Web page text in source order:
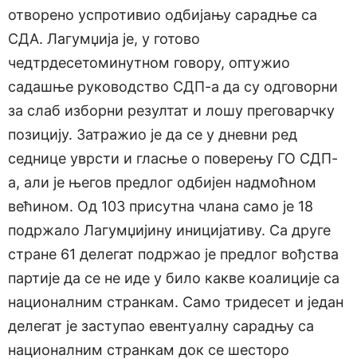
отворено успротивио одбијању сарадње са
СДА. Лагумџија је, у готово
чедтрдесетоминутном говору, оптужио
садашње руководство СДП-а да су одговорни
за слаб изборни резултат и лошу преговарчку
позицију. Затражио је да се у дневни ред
седнице уврсти и гласње о поверењу ГО СДП-
а, али је његов предлог одбијен надмоћном
већином. Од 103 присутна члана само је 18
подржало Лагумџијину иницијативу. Са друге
стране 61 делегат подржао је предлог вођства
партије да се не иде у било какве коалиције са
националним странкам. Само тридесет и један
делегат је заступао евентуалну сарадњу са
националним странкам док се шесторо